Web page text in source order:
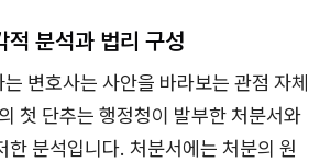
적 분석과 법리 구성
변호사는 사안을 바라보는 관점 자체
첫 단추는 행정청이 발부한 처분서와
한 분석입니다. 처분서에는 처분의 원